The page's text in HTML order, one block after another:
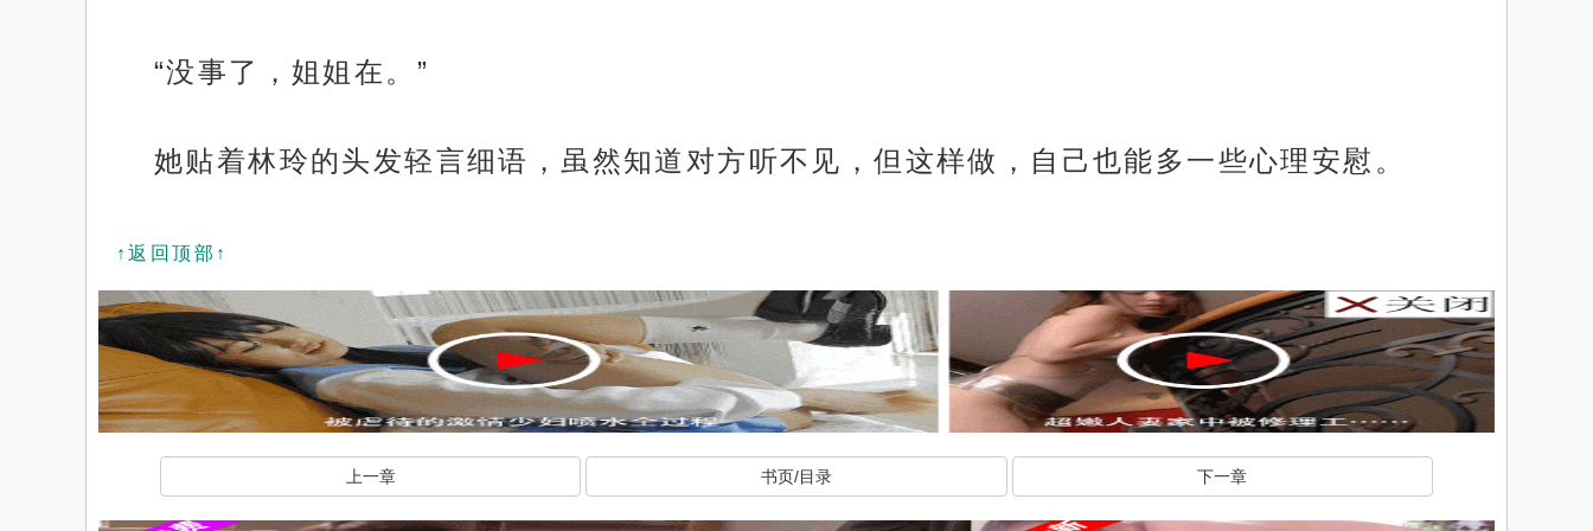
“没事了，姐姐在。”
她贴着林玲的头发轻言细语，虽然知道对方听不见，但这样做，自己也能多一些心理安慰。
↑返回顶部↑
上一章 书页/目录 下一章